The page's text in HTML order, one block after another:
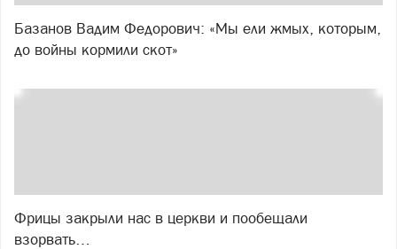
Базанов Вадим Федорович: «Мы ели жмых, которым,
до войны кормили скот»
Фрицы закрыли нас в церкви и пообещали
взорвать…